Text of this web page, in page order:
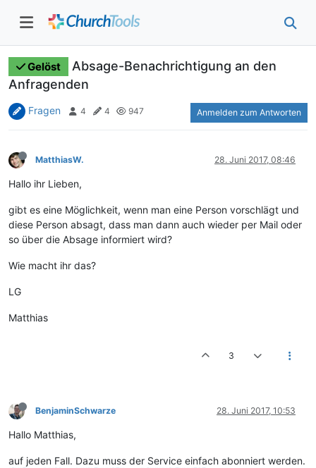
Gelöst
Absage-Benachrichtigung an den
Anfragenden
Fragen 4 4 947 Anmelden zum Antworten
MatthiasW. 28. Juni 2017, 08:46
Hallo ihr Lieben,
gibt es eine Möglichkeit, wenn man eine Person vorschlägt und
diese Person absagt, dass man dann auch wieder per Mail oder
so über die Absage informiert wird?
Wie macht ihr das?
LG
Matthias
3
BenjaminSchwarze 28. Juni 2017, 10:53
Hallo Matthias,
auf jeden Fall. Dazu muss der Service einfach abonniert werden.